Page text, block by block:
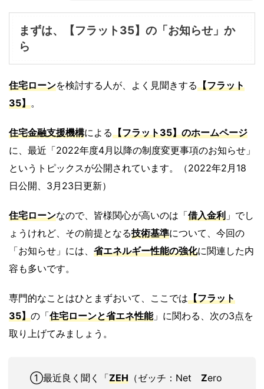
まずは、【フラット35】の「お知らせ」か
ら
住宅ローンを検討する人が、よく見聞きする【フラット
35】。
住宅金融支援機構による【フラット35】のホームページ
に、最近「2022年度4月以降の制度変更事項のお知らせ」
というトピックスが公開されています。（2022年2月18
日公開、3月23日更新）
住宅ローンなので、皆様関心が高いのは「借入金利 」でし
ょうけれど、その前提となる技術基準について、今回の
「お知らせ」には、 省エネルギー性能の強化に関連した内
容も多いです。
専門的なことはひとまずおいて、ここでは【フラット
35】の「住宅ローンと省エネ性能」に関わる、次の3点を
取り上げてみましょう。
①最近良く聞く「ZEH （ゼッチ：Net Zero